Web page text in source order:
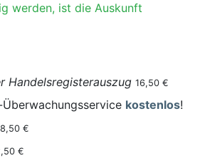
werden, ist die Auskunft
Handelsregisterauszug 16,50 €
kostenlos!
8,50 €
€